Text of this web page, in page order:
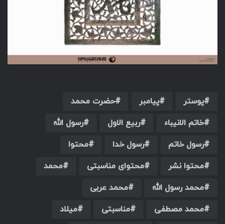
پوستر پیامبر
حضرت محمد
خاتم الانیباء
ربیع الاول
رسول الله
رسول خاتم
رسول خدا
محتوا
محتوا نشر
محتوای مناسبتی
محمد
محمد رسول الله
محمد عربی
محمد مصطفی
مناسبتی
میلاد